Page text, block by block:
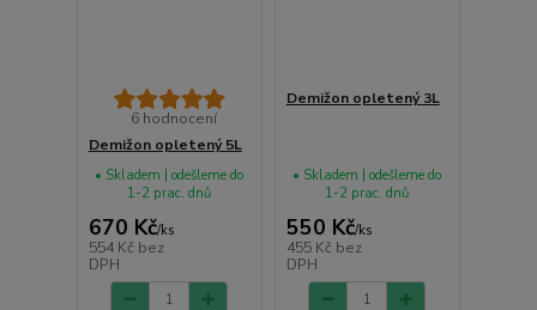
6 hodnocení
Demižon opletený 5L
670 Kč/ks
554 Kč bez
DPH
• Skladem | odešleme do
1-2 prac. dnů
Demižon opletený 3L
550 Kč/ks
455 Kč bez
DPH
• Skladem | odešleme do
1-2 prac. dnů